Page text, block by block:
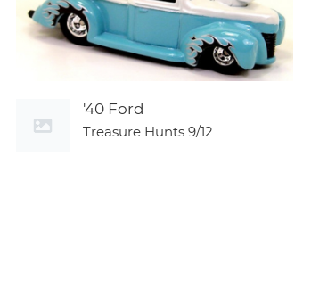
'40 Ford
Treasure Hunts 9/12